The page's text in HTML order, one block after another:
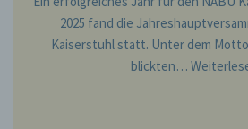
2025 fand die
Kaiserstuhl statt. Unter dem Motto
blickten…